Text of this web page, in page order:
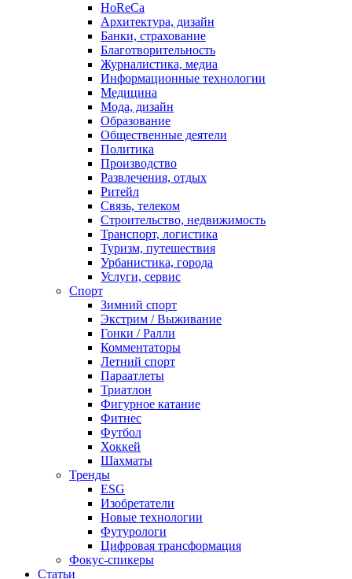
HoReCa
Архитектура, дизайн
Банки, страхование
Благотворительность
Журналистика, медиа
Информационные технологии
Медицина
Мода, дизайн
Образование
Общественные деятели
Политика
Производство
Развлечения, отдых
Ритейл
Связь, телеком
Строительство, недвижимость
Транспорт, логистика
Туризм, путешествия
Урбанистика, города
Услуги, сервис
Спорт
Зимний спорт
Экстрим / Выживание
Гонки / Ралли
Комментаторы
Летний спорт
Параатлеты
Триатлон
Фигурное катание
Фитнес
Футбол
Хоккей
Шахматы
Тренды
ESG
Изобретатели
Новые технологии
Футурологи
Цифровая трансформация
Фокус-спикеры
Статьи